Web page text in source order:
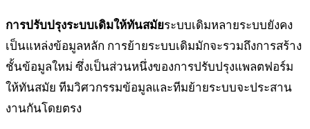
การปรับปรุงระบบเดิมให้ทันสมัยระบบเดิมหลายระบบยังคง
เป็นแหล่งข้อมูลหลัก การย้ายระบบเดิมมักจะรวมถึงการสร้าง
ชั้นข้อมูลใหม่ ซึ่งเป็นส่วนหนึ่งของการปรับปรุงแพลตฟอร์ม
ให้ทันสมัย ทีมวิศวกรรมข้อมูลและทีมย้ายระบบจะประสาน
งานกันโดยตรง